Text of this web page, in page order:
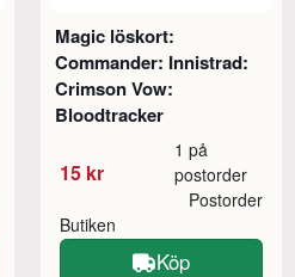
Magic löskort:
Commander: Innistrad:
Crimson Vow:
Bloodtracker
15 kr
1 på
postorder
Butiken
Postorder
Köp